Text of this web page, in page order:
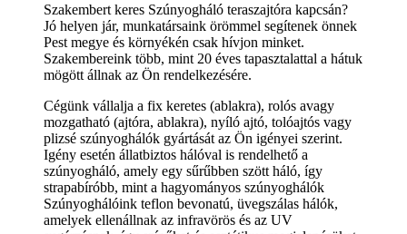
Szakembert keres Szúnyogháló teraszajtóra kapcsán?
Jó helyen jár, munkatársaink örömmel segítenek önnek
Pest megye és környékén csak hívjon minket.
Szakembereink több, mint 20 éves tapasztalattal a hátuk
mögött állnak az Ön rendelkezésére.
Cégünk vállalja a fix keretes (ablakra), rolós avagy
mozgatható (ajtóra, ablakra), nyíló ajtó, tolóajtós vagy
plizsé szúnyoghálók gyártását az Ön igényei szerint.
Igény esetén állatbiztos hálóval is rendelhető a
szúnyogháló, amely egy sűrűbben szött háló, így
strapabíróbb, mint a hagyományos szúnyoghálók
Szúnyoghálóink teflon bevonatú, üvegszálas hálók,
amelyek ellenállnak az infravörös és az UV